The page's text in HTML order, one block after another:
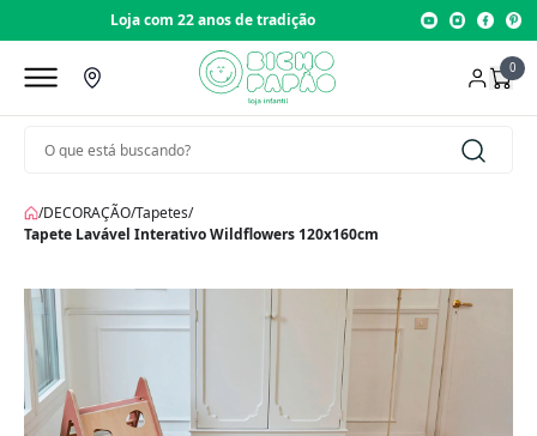
Loja com 22 anos de tradição
0
/DECORAÇÃO/Tapetes/
Tapete Lavável Interativo Wildflowers 120x160cm